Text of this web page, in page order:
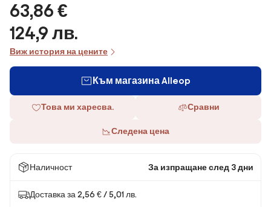
63,86 €
124,9 лв.
Виж история на цените
Към магазина Alleop
Това ми харесва. Сравни
Следена цена
Наличност За изпращане след 3 дни
Доставка за 2,56 € / 5,01 лв.